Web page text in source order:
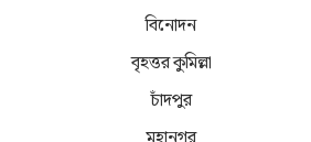
বিনোদন
বৃহত্তর কুমিল্লা
চাঁদপুর
মহানগর